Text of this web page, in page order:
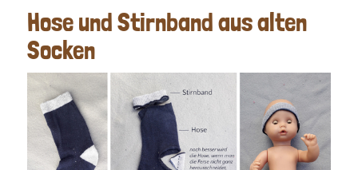
Hose und Stirnband aus alten
Socken